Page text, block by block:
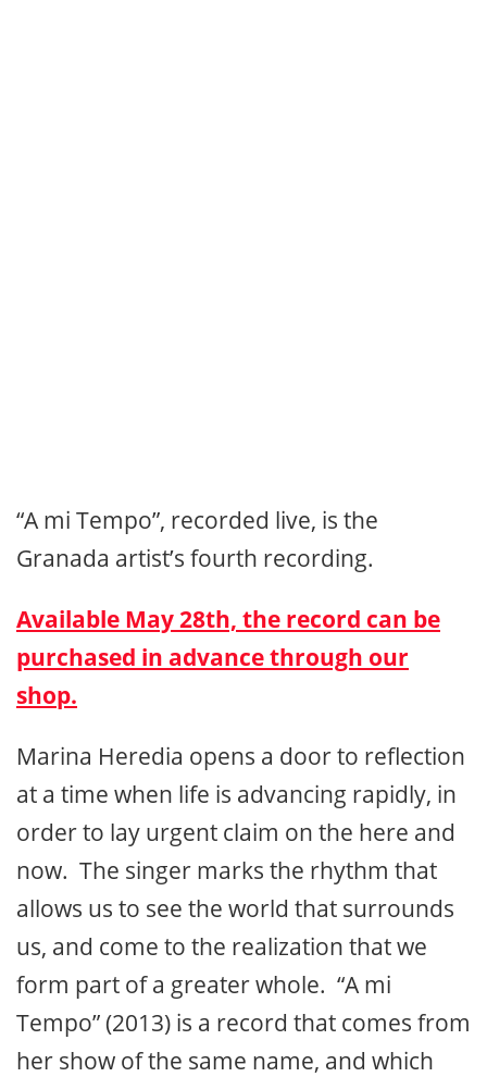
“A mi Tempo”, recorded live, is the
Granada artist’s fourth recording.
Available May 28th, the record can be
purchased in advance through our
shop.
Marina Heredia opens a door to reflection
at a time when life is advancing rapidly, in
order to lay urgent claim on the here and
now. The singer marks the rhythm that
allows us to see the world that surrounds
us, and come to the realization that we
form part of a greater whole. “A mi
Tempo” (2013) is a record that comes from
her show of the same name, and which